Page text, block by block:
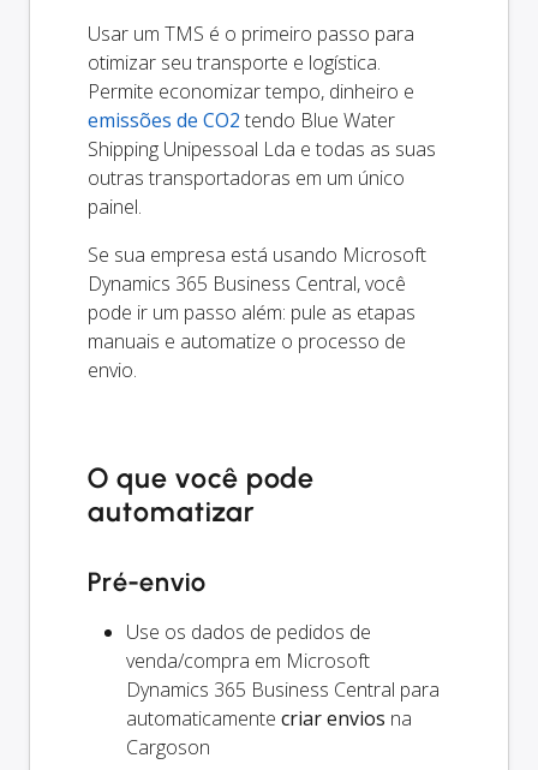
Usar um TMS é o primeiro passo para
otimizar seu transporte e logística.
Permite economizar tempo, dinheiro e
emissões de CO2 tendo Blue Water
Shipping Unipessoal Lda e todas as suas
outras transportadoras em um único
painel.
Se sua empresa está usando Microsoft
Dynamics 365 Business Central, você
pode ir um passo além: pule as etapas
manuais e automatize o processo de
envio.
O que você pode
automatizar
Pré-envio
Use os dados de pedidos de
venda/compra em Microsoft
Dynamics 365 Business Central para
automaticamente criar envios na
Cargoson